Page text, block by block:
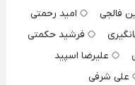
فالجی
امید رحمتی
فرشید حکمتی
علیرضا اسپید
علی شرفی